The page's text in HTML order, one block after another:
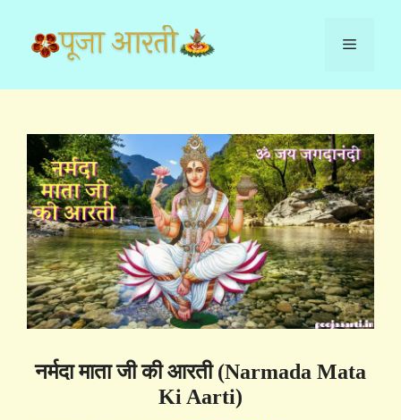
content
Menu
नर्मदा माता जी की आरती (Narmada Mata
Ki Aarti)